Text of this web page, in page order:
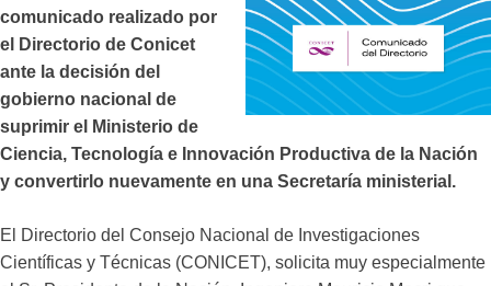
comunicado realizado por
el Directorio de Conicet
ante la decisión del
gobierno nacional de
suprimir el Ministerio de
Ciencia, Tecnología e Innovación Productiva de la Nación
y convertirlo nuevamente en una Secretaría ministerial.
El Directorio del Consejo Nacional de Investigaciones
Científicas y Técnicas (CONICET), solicita muy especialmente